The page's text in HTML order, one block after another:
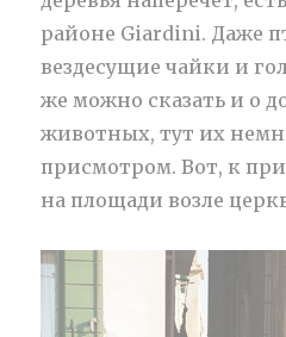
районе Giardini. Даже
вездесущие чайки и
же можно сказать и о
животных, тут их
присмотром. Вот, к
на площади возле